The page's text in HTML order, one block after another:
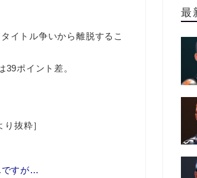
イトル争いから離脱するこ
ポイント差。
り抜粋］
ですが…
最